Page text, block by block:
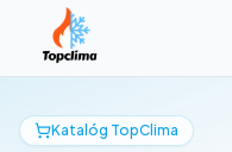
Katalóg TopClima